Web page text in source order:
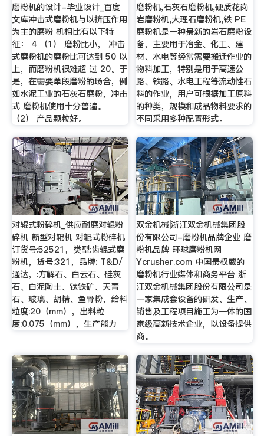
磨粉机的设计-毕业设计_百度
文库冲击式磨粉机与以挤压作用
为主的磨粉 机相比有以下特
征： 4 （1） 磨粉比小， 冲击
式磨粉机的磨粉比可达到 50 以
上，而磨粉机很难超 过 20。于
是，在需要单段磨粉的场合，例
如水泥工业的石灰石磨粉，冲击
式 磨粉机使用十分普遍。
（2） 产品颗粒好。
磨粉机,石灰石磨粉机,硬质花岗
岩磨粉机,大理石磨粉机,铁 PE
磨粉机是一种最新的岩石磨粉设
备，主要用于冶金、化工、建
材、水电等经常需要搬迁作业的
物料加工，特别是用于高速公
路、铁路、水电工程等流动性石
料的作业，用户可根据加工原料
的种类，规模和成品物料要求的
不同采用多种配置形式。
对辊式粉碎机_供应耐磨对辊粉
碎机 新型对辊机 对辊式粉碎机
订货号:52521，类型:齿辊式磨
粉机，货号:321，品牌: T&D/
通达，:方解石、白云石、硅灰
石、白泥陶土、钛铁矿、天青
石、玻璃、胡精、鱼骨粉，给料
粒度:20（mm），出料粒
度:0.075（mm），生产能力
双金机械|浙江双金机械集团股
份有限公司-磨粉机品牌企业 磨
粉机品牌 环球磨粉机网
Ycrusher.com 中国最权威的
磨粉机行业媒体和商务平台 浙
江双金机械集团股份有限公司是
一家集成套设备的研发、生产、
销售及工程项目施工为一体的国
家级高新技术企业，以设备提供
商。